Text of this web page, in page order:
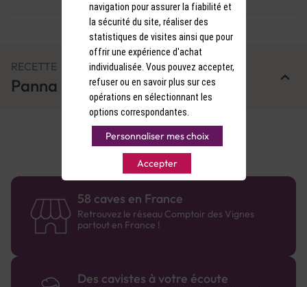
RECETTE
Panna cotta à la groseille
58 caves en France
Retrouvez le réseau Comptoir des Vignes
partout en France !
Des cavistes à votre écoute
navigation pour assurer la fiabilité et
la sécurité du site, réaliser des
statistiques de visites ainsi que pour
offrir une expérience d'achat
individualisée. Vous pouvez accepter,
refuser ou en savoir plus sur ces
opérations en sélectionnant les
options correspondantes.
Personnaliser mes choix
Accepter